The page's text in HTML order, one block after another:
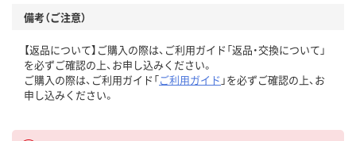
備考（ご注意）
【返品について】ご購入の際は、ご利用ガイド「返品・交換について」
を必ずご確認の上、お申し込みください。
ご購入の際は、ご利用ガイド「ご利用ガイド 」を必ずご確認の上、お
申し込みください。